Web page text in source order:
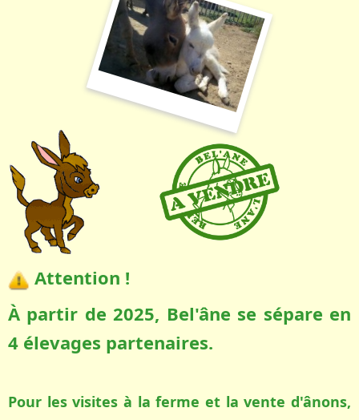
Attention !
À partir de 2025, Bel'âne se sépare en
4 élevages partenaires.
Pour les visites à la ferme et la vente d'ânons,